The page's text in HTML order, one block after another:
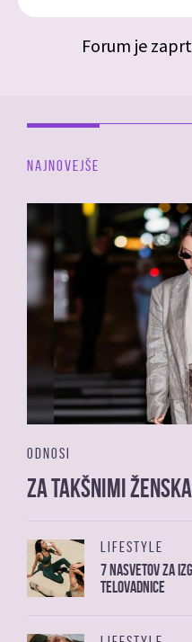
Forum je
NAJNOVEJŠE
ODNOSI
Za takšnimi
LIFESTYLE
7 nasvetov za
telovadnice